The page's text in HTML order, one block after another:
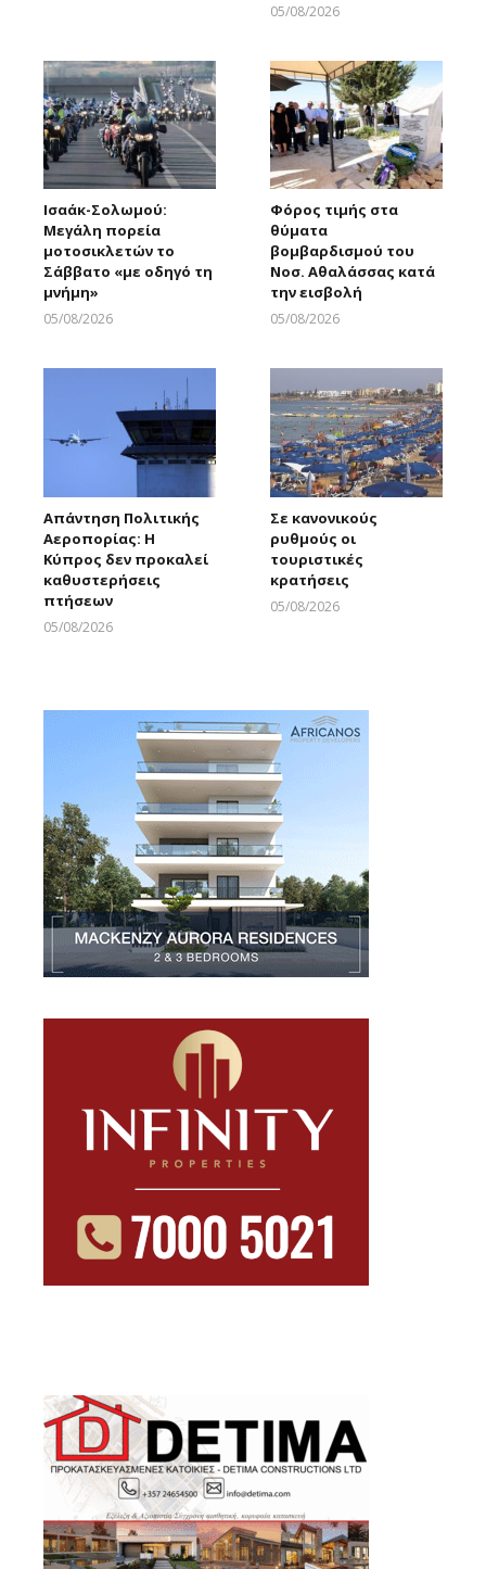
05/08/2026
Ισαάκ-Σολωμού:
Μεγάλη πορεία
μοτοσικλετών το
Σάββατο «με οδηγό τη
μνήμη»
05/08/2026
Φόρος τιμής στα
θύματα
βομβαρδισμού του
Νοσ. Αθαλάσσας κατά
την εισβολή
05/08/2026
Απάντηση Πολιτικής
Αεροπορίας: Η
Κύπρος δεν προκαλεί
καθυστερήσεις
πτήσεων
05/08/2026
Σε κανονικούς
ρυθμούς οι
τουριστικές
κρατήσεις
05/08/2026